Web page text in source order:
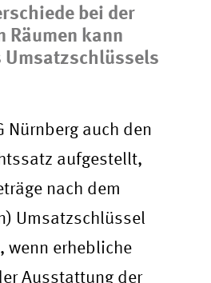
bei der
Räumen kann
Umsatzschlüssels
Nürnberg auch den
aufgestellt,
nach dem
Umsatzschlüssel
wenn erhebliche
Ausstattung der